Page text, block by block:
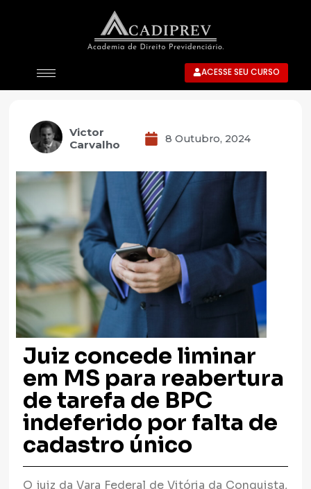
ACESSE SEU CURSO
Victor
Carvalho
8 Outubro, 2024
Juiz concede liminar
em MS para reabertura
de tarefa de BPC
indeferido por falta de
cadastro único
O juiz da Vara Federal de Vitória da Conquista,